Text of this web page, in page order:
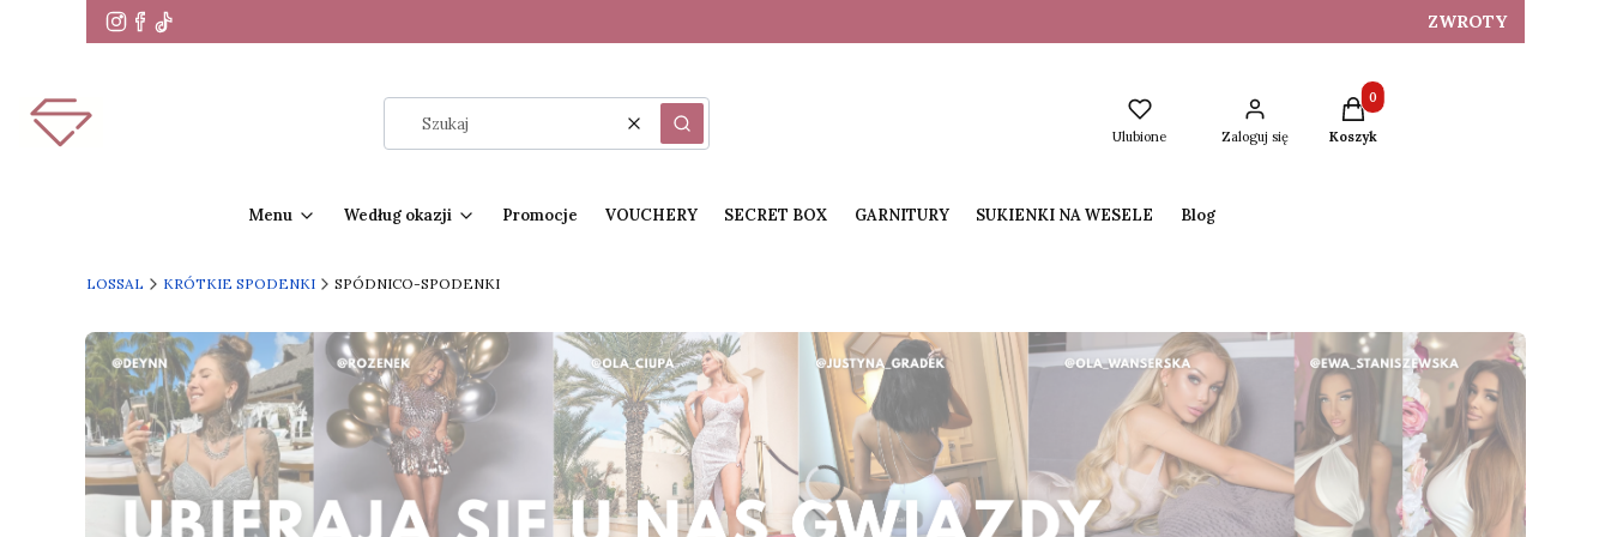
ZWROTY
WyczyśćSzukaj Ulubione Zaloguj się
Produkty w koszyku: 0. Zobacz
Koszyk
Menu Według okazji Promocje VOUCHERY SECRET BOX GARNITURY SUKIENKI NA WESELE Blog
LOSSAL KRÓTKIE SPODENKI SPÓDNICO-SPODENKI